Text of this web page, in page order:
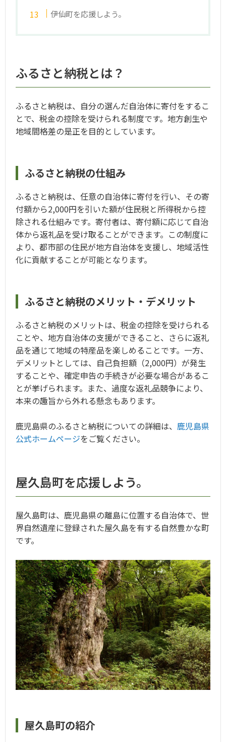
伊仙町を応援しよう。
ふるさと納税とは？
ふるさと納税は、自分の選んだ自治体に寄付をするこ
とで、税金の控除を受けられる制度です。地方創生や
地域間格差の是正を目的としています。
ふるさと納税の仕組み
ふるさと納税は、任意の自治体に寄付を行い、その寄
付額から2,000円を引いた額が住民税と所得税から控
除される仕組みです。寄付者は、寄付額に応じて自治
体から返礼品を受け取ることができます。この制度に
より、都市部の住民が地方自治体を支援し、地域活性
化に貢献することが可能となります。
ふるさと納税のメリット・デメリット
ふるさと納税のメリットは、税金の控除を受けられる
ことや、地方自治体の支援ができること、さらに返礼
品を通じて地域の特産品を楽しめることです。一方、
デメリットとしては、自己負担額（2,000円）が発生
することや、確定申告の手続きが必要な場合があるこ
とが挙げられます。また、過度な返礼品競争により、
本来の趣旨から外れる懸念もあります。
鹿児島県のふるさと納税についての詳細は、 鹿児島県
公式ホームページをご覧ください。
屋久島町を応援しよう。
屋久島町は、鹿児島県の離島に位置する自治体で、世
界自然遺産に登録された屋久島を有する自然豊かな町
です。
屋久島町の紹介